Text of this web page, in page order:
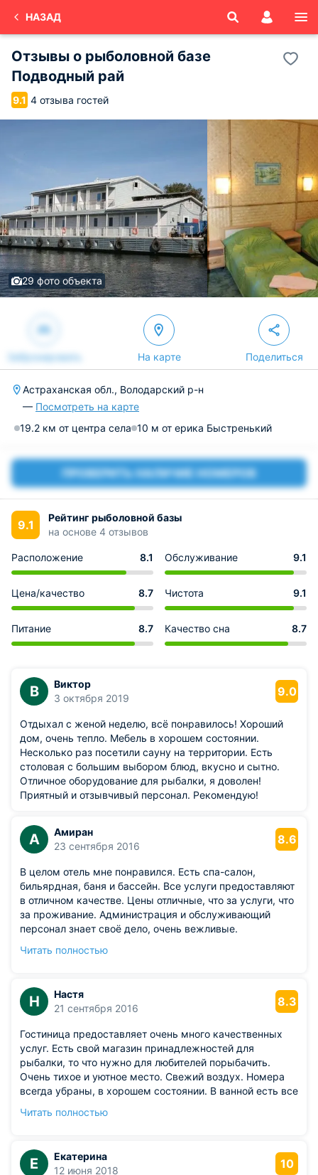
НАЗАД
Отзывы о рыболовной базе
Подводный рай
9.1 4 отзыва гостей
29 фото объекта
Забронировать На карте Поделиться
Астраханская обл., Володарский р-н
— Посмотреть на карте
19.2 км от центра села 10 м от ерика Быстренький
ПРОВЕРИТЬ НАЛИЧИЕ НОМЕРОВ
9.1
Рейтинг рыболовной базы
на основе 4 отзывов
Расположение 8.1 Обслуживание 9.1
Цена/качество 8.7 Чистота 9.1
Питание 8.7 Качество сна 8.7
В
Виктор
3 октября 2019
9.0
Отдыхал с женой неделю, всё понравилось! Хороший
дом, очень тепло. Мебель в хорошем состоянии.
Несколько раз посетили сауну на территории. Есть
столовая с большим выбором блюд, вкусно и сытно.
Отличное оборудование для рыбалки, я доволен!
Приятный и отзывчивый персонал. Рекомендую!
А
Амиран
23 сентября 2016
8.6
В целом отель мне понравился. Есть спа-салон,
бильярдная, баня и бассейн. Все услуги предоставляют
в отличном качестве. Цены отличные, что за услуги, что
за проживание. Администрация и обслуживающий
персонал знает своё дело, очень вежливые.
и занавески. Не хватило мини-кухни, чтобы
Читать полностью
Н
Настя
21 сентября 2016
8.3
Гостиница предоставляет очень много качественных
услуг. Есть свой магазин принадлежностей для
рыбалки, то что нужно для любителей порыбачить.
Очень тихое и уютное место. Свежий воздух. Номера
всегда убраны, в хорошем состоянии. В ванной есть все
Из недостатков: как по мне так далеко от города и
разнообразней и увеличить ассортимент.
Читать полностью
Е
Екатерина
12 июня 2018
10